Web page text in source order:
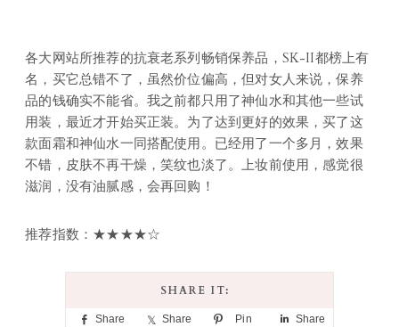
各大网站所推荐的抗衰老系列畅销保养品，SK-II都榜上有
名，买它总错不了，虽然价位偏高，但对女人来说，保养
品的钱确实不能省。我之前都只用了神仙水和其他一些试
用装，最近才开始买正装。为了达到更好的效果，买了这
款面霜和神仙水一同搭配使用。已经用了一个多月，效果
不错，皮肤不再干燥，笑纹也淡了。上妆前使用，感觉很
滋润，没有油腻感，会再回购！
推荐指数：★★★★☆
Share Share Pin Share